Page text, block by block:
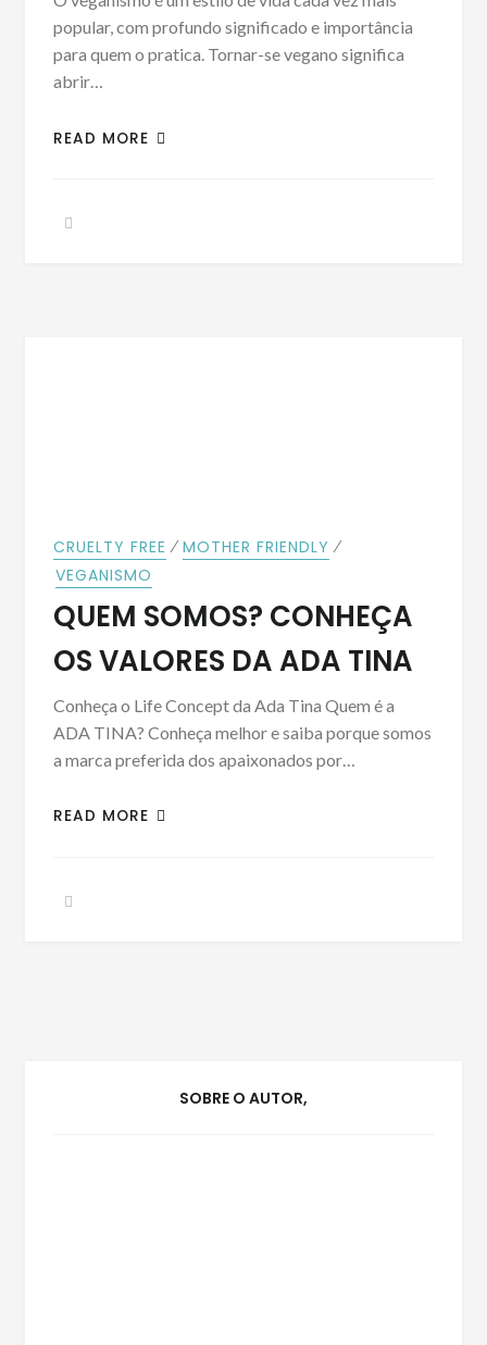
popular, com profundo significado e importância
para quem o pratica. Tornar-se vegano significa
abrir…
READ MORE
CRUELTY FREE ⁄ MOTHER FRIENDLY ⁄
VEGANISMO
QUEM SOMOS? CONHEÇA
OS VALORES DA ADA TINA
Conheça o Life Concept da Ada Tina Quem é a
ADA TINA? Conheça melhor e saiba porque somos
a marca preferida dos apaixonados por…
READ MORE
SOBRE O AUTOR,